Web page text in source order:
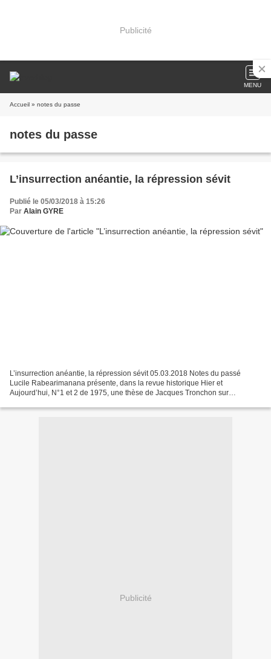
Publicité
MENU
Accueil » notes du passe
notes du passe
L’insurrection anéantie, la répression sévit
Publié le 05/03/2018 à 15:26
Par Alain GYRE
L’insurrection anéantie, la répression sévit 05.03.2018 Notes du passé
Lucile Rabearimanana présente, dans la revue historique Hier et
Aujourd’hui, N°1 et 2 de 1975, une thèse de Jacques Tronchon sur
Publicité